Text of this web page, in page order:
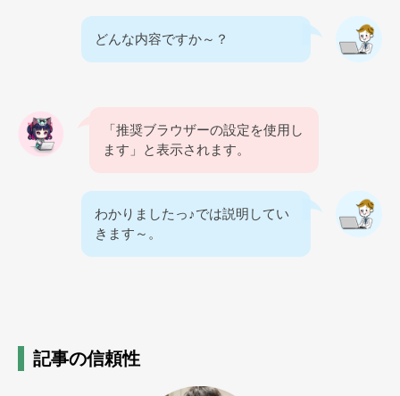
どんな内容ですか～？
「推奨ブラウザーの設定を使用し
ます」と表示されます。
わかりましたっ♪では説明してい
きます～。
記事の信頼性